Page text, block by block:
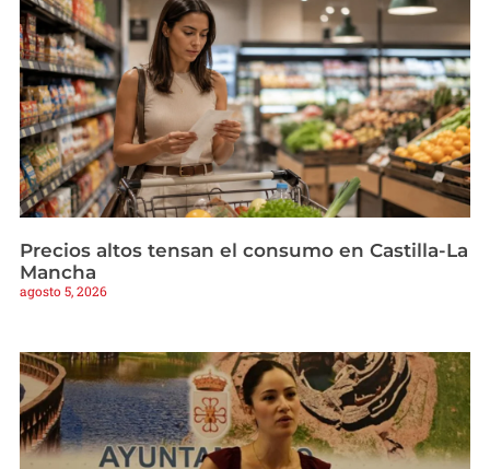
Precios altos tensan el consumo en Castilla-La
Mancha
agosto 5, 2026